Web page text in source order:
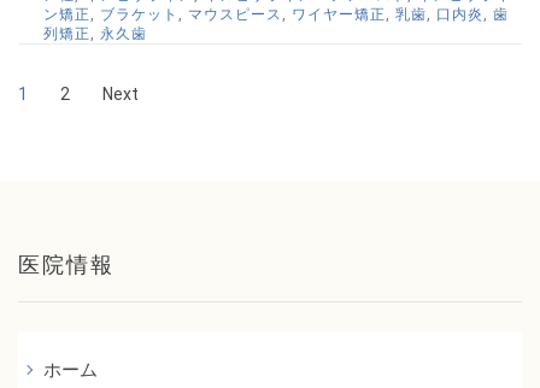
ン矯正
ブラケット マウスピース ワイヤー矯正 乳歯 口内炎
歯
列矯正
永久歯
投
ー
ジ
り
Page
1 Page
2 Next
医院情報
ホーム